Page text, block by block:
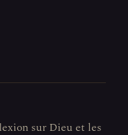
sur Dieu et les